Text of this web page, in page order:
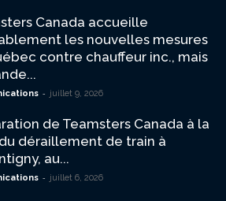
Canada accueille
les nouvelles mesures
contre chauffeur inc., mais
- juillet 9, 2026
de Teamsters Canada à la
déraillement de train à
au...
- juillet 6, 2026